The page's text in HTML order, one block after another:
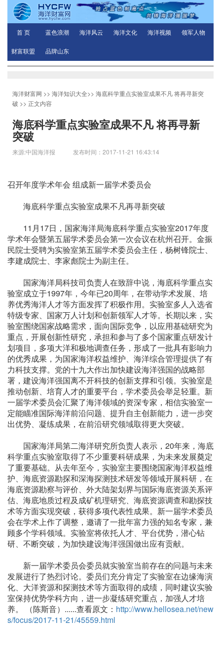
首 页 蓝色浪潮 海洋风云 海洋文化 海洋视频 领军人物
财富联盟 品牌山东
海洋财富网 >> 海洋知识大全>> 海底科学重点实验室成果不凡 将再寻新突
破 >> 正文内容
海底科学重点实验室成果不凡 将再寻新
突破
来源:中国海洋报 发布时间：2017-11-21 16:43:14
召开年度学术年会 组成新一届学术委员会
海底科学重点实验室成果不凡再寻新突破
11月17日，国家海洋局海底科学重点实验室2017年度
学术年会暨第五届学术委员会第一次会议在杭州召开。金振
民院士受聘为实验室第五届学术委员会主任，杨树锋院士、
李建成院士、李家彪院士为副主任。
国家海洋局科技司负责人在致辞中说，海底科学重点实
验室成立于1997年，今年已20周年，在带动学术发展、培
养优秀海洋人才等方面发挥了积极作用。实验室多人入选省
特级专家、国家万人计划和创新领军人才等。长期以来，实
验室围绕国家战略需求，面向国际竞争，以应用基础研究为
重点，开展创新性研究，承担和参与了多个国家重点研发计
划项目，多项大洋和极地调查任务，形成了一批具有影响力
的优秀成果，为国家海洋权益维护、海洋综合管理提供了有
力科技支撑。党的十九大作出加快建设海洋强国的战略部
署，建设海洋强国离不开科技的创新支撑和引领。实验室是
推动创新、培育人才的重要平台，学术委员会举足轻重。新
一届学术委员会汇聚了海洋领域的资深专家，相信实验室一
定能瞄准国际海洋前沿问题、提升自主创新能力，进一步突
出优势、凝练成果，在前沿研究领域取得更大突破。
国家海洋局第二海洋研究所负责人表示，20年来，海底
科学重点实验室取得了不少重要科研成果，为未来发展奠定
了重要基础。从去年至今，实验室主要围绕国家海洋权益维
护、海底资源勘探和深海探测技术研发等领域开展科研，在
海底资源勘察与评价、外大陆架划界与国际海底资源关系评
估、海底地质过程及成矿机理研究、海底资源调查和勘探技
术等方面实现突破，获得多项代表性成果。新一届学术委员
会在学术上作了调整，邀请了一批年富力强的知名专家，兼
顾多个学科领域。实验室将依托人才、平台优势，潜心钻
研、不断突破，为加快建设海洋强国做出应有贡献。
新一届学术委员会委员就实验室当前存在的问题与未来
发展进行了热烈讨论。委员们充分肯定了实验室在边缘海演
化、大洋资源和探测技术等方面取得的成绩，同时建议实验
室保持优势学科方向，进一步凝练研究重点，加强人才培
养。 （陈斯音）......查看原文： http://www.hellosea.net/new
s/focus/2017-11-21/45559.html